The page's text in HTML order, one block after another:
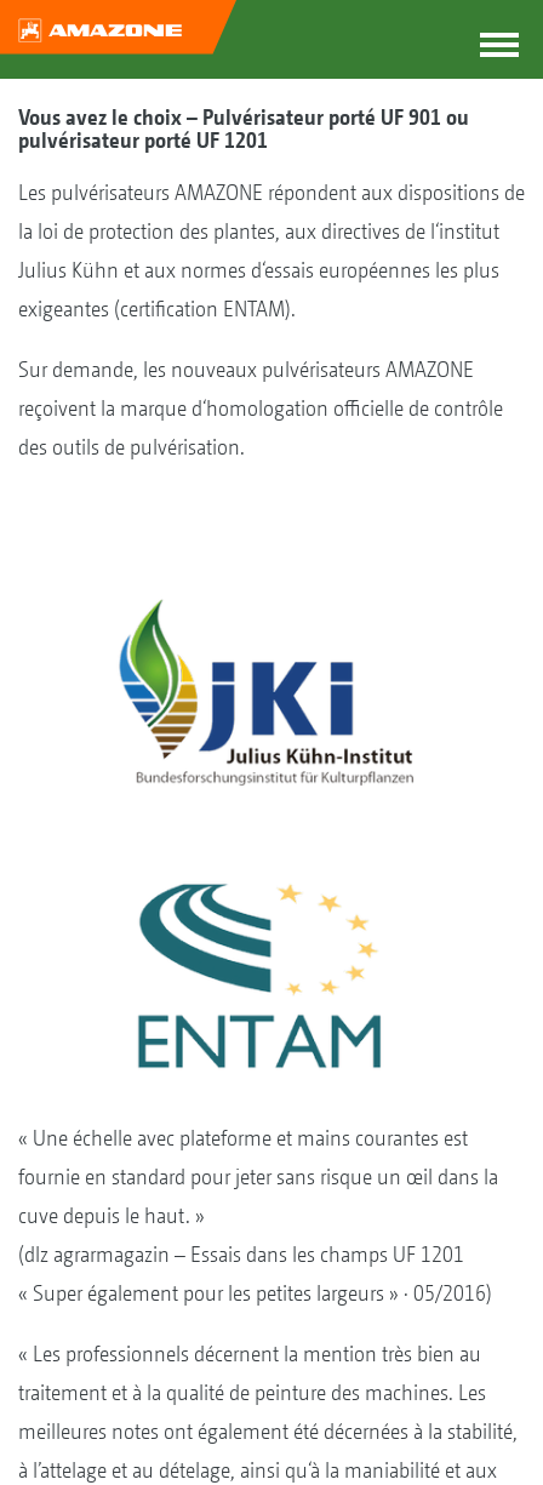
Vous avez le choix – Pulvérisateur porté UF 901 ou
pulvérisateur porté UF 1201
Les pulvérisateurs AMAZONE répondent aux dispositions de
la loi de protection des plantes, aux directives de l‘institut
Julius Kühn et aux normes d‘essais européennes les plus
exigeantes (certification ENTAM).
Sur demande, les nouveaux pulvérisateurs AMAZONE
reçoivent la marque d‘homologation officielle de contrôle
des outils de pulvérisation.
« Une échelle avec plateforme et mains courantes est
fournie en standard pour jeter sans risque un œil dans la
cuve depuis le haut. »
(dlz agrarmagazin – Essais dans les champs UF 1201
« Super également pour les petites largeurs » · 05/2016)
« Les professionnels décernent la mention très bien au
traitement et à la qualité de peinture des machines. Les
meilleures notes ont également été décernées à la stabilité,
à l’attelage et au dételage, ainsi qu‘à la maniabilité et aux